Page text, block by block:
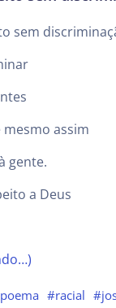
sem
assim
gente.
a Deus
#racial